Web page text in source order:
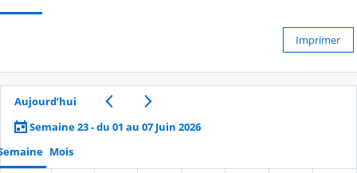
Imprimer
Aujourd’hui
Semaine 23 - du 01 au 07 Juin 2026
Mois